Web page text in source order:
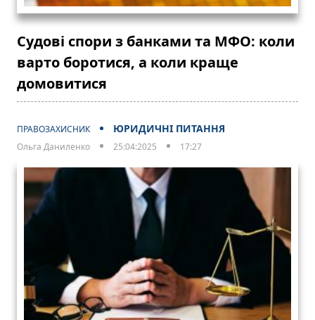
Судові спори з банками та МФО: коли
варто боротися, а коли краще
домовитися
ПРАВОЗАХИСНИК ЮРИДИЧНІ ПИТАННЯ
Ольга Даниленко 25:04:2025 17:27